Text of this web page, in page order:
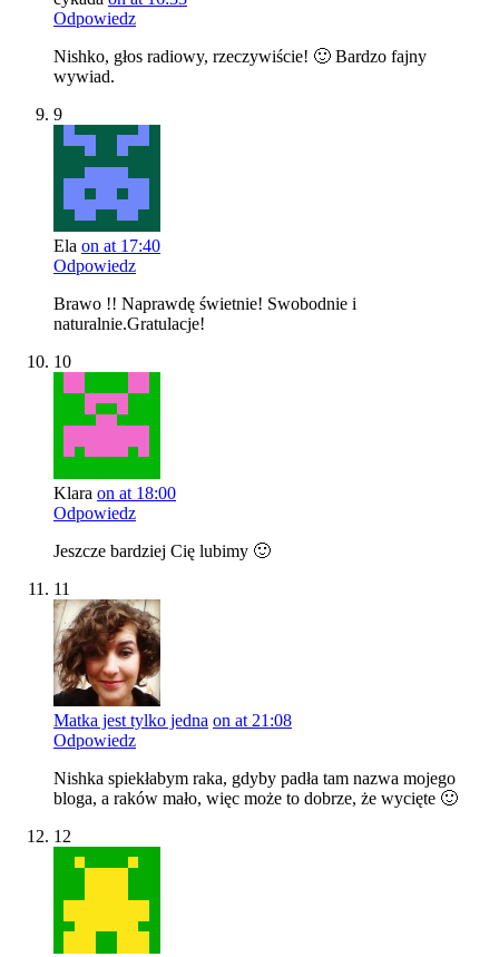
Odpowiedz
Nishko, głos radiowy, rzeczywiście! 🙂 Bardzo fajny
wywiad.
9
Ela on at 17:40
Odpowiedz
Brawo !! Naprawdę świetnie! Swobodnie i
naturalnie.Gratulacje!
10
Klara on at 18:00
Odpowiedz
Jeszcze bardziej Cię lubimy 🙂
11
Matka jest tylko jedna on at 21:08
Odpowiedz
Nishka spiekłabym raka, gdyby padła tam nazwa mojego
bloga, a raków mało, więc może to dobrze, że wycięte 🙂
12